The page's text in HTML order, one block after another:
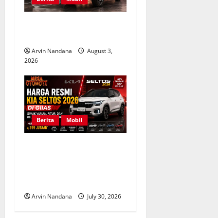
Arvin Nandana
August 3,
2026
Berita Mobil
Arvin Nandana July 30, 2026